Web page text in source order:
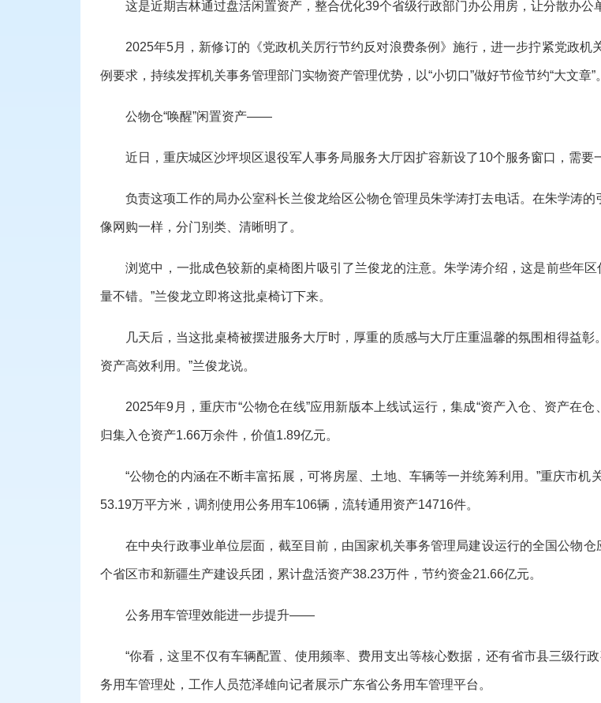
这是近期吉林通过盘活闲置资产，整合优化39个省级行政部门办公用房，让分散办公
2025年5月，新修订的《党政机关厉行节约反对浪费条例》施行，进一步拧紧党政
例要求，持续发挥机关事务管理部门实物资产管理优势，以“小切口”做好节俭节约“大文章”。
公物仓“唤醒”闲置资产——
近日，重庆城区沙坪坝区退役军人事务局服务大厅因扩容新设了10个服务窗口，需要
负责这项工作的局办公室科长兰俊龙给区公物仓管理员朱学涛打去电话。在朱学涛
像网购一样，分门别类、清晰明了。
浏览中，一批成色较新的桌椅图片吸引了兰俊龙的注意。朱学涛介绍，这是前些年
量不错。”兰俊龙立即将这批桌椅订下来。
几天后，当这批桌椅被摆进服务大厅时，厚重的质感与大厅庄重温馨的氛围相得益彰
资产高效利用。”兰俊龙说。
2025年9月，重庆市“公物仓在线”应用新版本上线试运行，集成“资产入仓、资产在
归集入仓资产1.66万余件，价值1.89亿元。
“公物仓的内涵在不断丰富拓展，可将房屋、土地、车辆等一并统筹利用。”重庆市
53.19万平方米，调剂使用公务用车106辆，流转通用资产14716件。
在中央行政事业单位层面，截至目前，由国家机关事务管理局建设运行的全国公物
个省区市和新疆生产建设兵团，累计盘活资产38.23万件，节约资金21.66亿元。
公务用车管理效能进一步提升——
“你看，这里不仅有车辆配置、使用频率、费用支出等核心数据，还有省市县三级行
务用车管理处，工作人员范泽雄向记者展示广东省公务用车管理平台。